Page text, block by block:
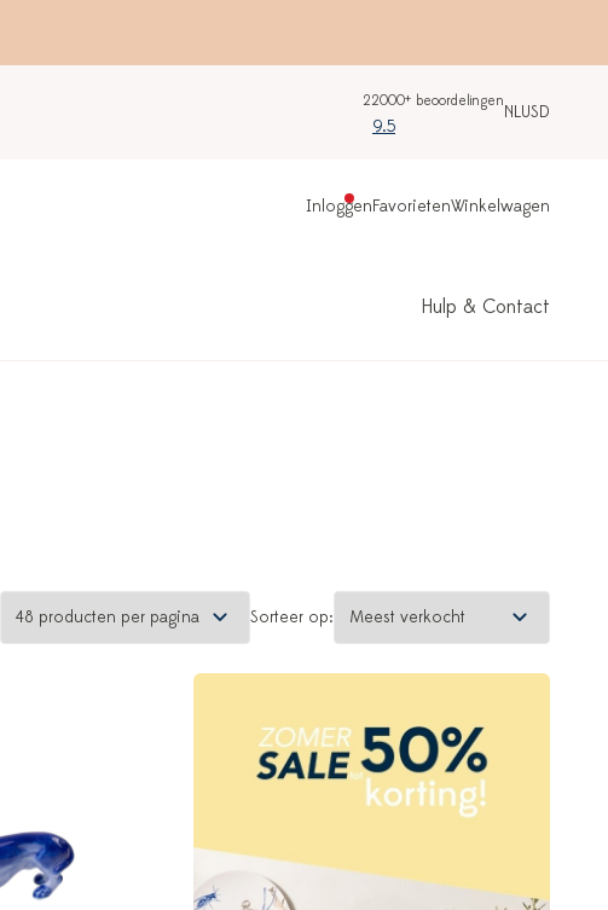
22000+ beoordelingen
9.5
NLUSD
InloggenFavorietenWinkelwagen
Hulp & Contact
Sorteer op: